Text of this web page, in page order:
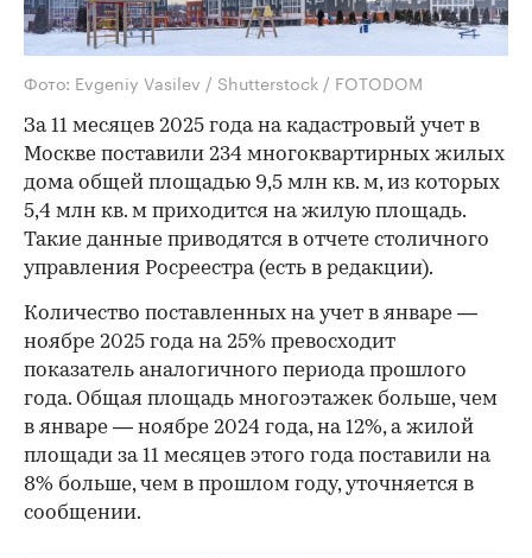
Фото: Evgeniy Vasilev / Shutterstock / FOTODOM
За 11 месяцев 2025 года на кадастровый учет в
Москве поставили 234 многоквартирных жилых
дома общей площадью 9,5 млн кв. м, из которых
5,4 млн кв. м приходится на жилую площадь.
Такие данные приводятся в отчете столичного
управления Росреестра (есть в редакции).
Количество поставленных на учет в январе —
ноябре 2025 года на 25% превосходит
показатель аналогичного периода прошлого
года. Общая площадь многоэтажек больше, чем
в январе — ноябре 2024 года, на 12%, а жилой
площади за 11 месяцев этого года поставили на
8% больше, чем в прошлом году, уточняется в
сообщении.